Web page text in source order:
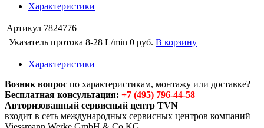
Характеристики
Артикул 7824776
Указатель протока 8-28 L/min 0 руб. В корзину
Характеристики
Возник вопрос по характеристикам, монтажу или доставке?
Бесплатная консультация: +7 (495) 796-44-58
Авторизованный сервисный центр TVN
входит в сеть международных сервисных центров компаний